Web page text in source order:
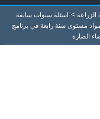
> اسئلة سنوات سابقة
مستوى سنة رابعة في برنامج